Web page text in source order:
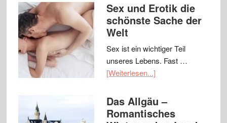
Sex und Erotik die
schönste Sache der
Welt
Sex ist ein wichtiger Teil
unseres Lebens. Fast …
[Weiterlesen...]
Das Allgäu –
Romantisches